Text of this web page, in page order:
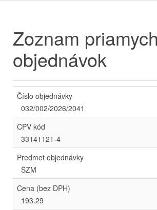
Zoznam priamych
objednávok
Číslo objednávky
032/002/2026/2041
CPV kód
33141121-4
Predmet objednávky
ŠZM
Cena (bez DPH)
193.29